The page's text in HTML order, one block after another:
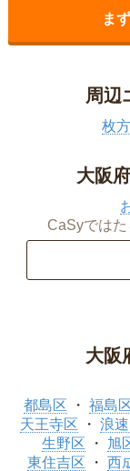
ま
周辺
枚
大阪
CaSyでは
大阪
都島区
福島
天王寺区
浪
生野区
旭
東住吉区
西